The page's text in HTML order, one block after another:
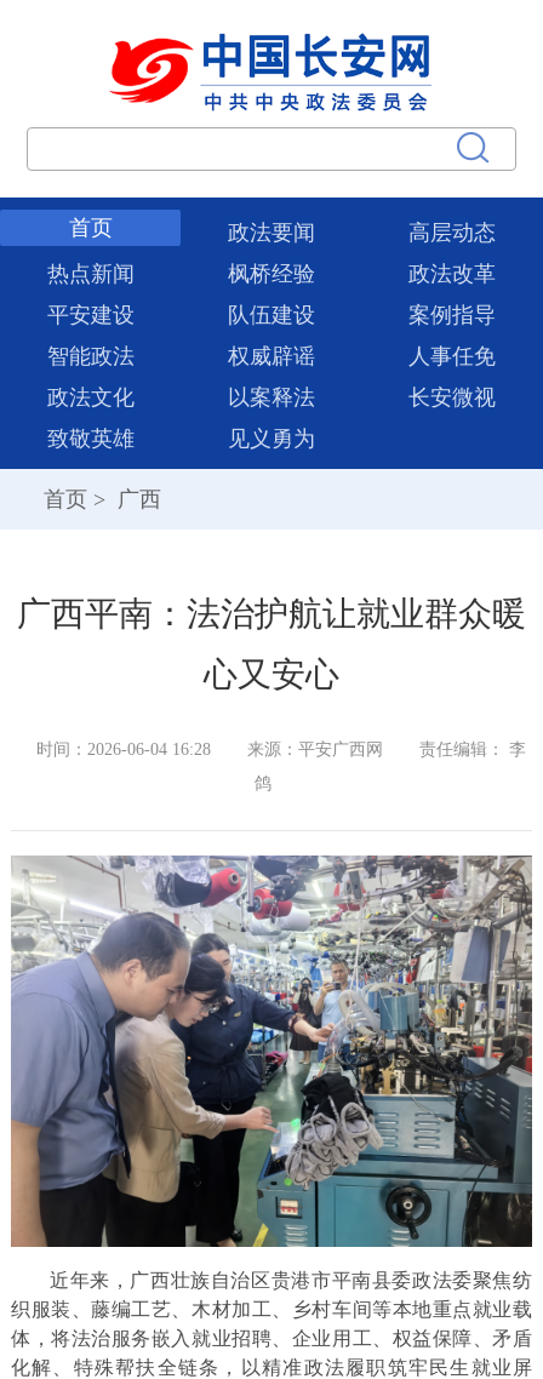
首页 政法要闻
高层动态
热点新闻
枫桥经验
政法改革
平安建设
队伍建设
案例指导
智能政法
权威辟谣
人事任免
政法文化
以案释法
长安微视
致敬英雄
见义勇为
首页 > 广西
广西平南：法治护航让就业群众暖
心又安心
时间：2026-06-04 16:28 来源：平安广西网
责任编辑： 李
鸽
近年来，广西壮族自治区贵港市平南县委政法委聚焦纺
织服装、藤编工艺、木材加工、乡村车间等本地重点就业载
体，将法治服务嵌入就业招聘、企业用工、权益保障、矛盾
化解、特殊帮扶全链条，以精准政法履职筑牢民生就业屏